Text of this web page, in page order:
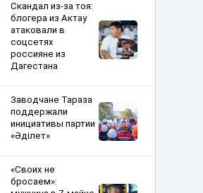
Скандал из-за тоя:
блогера из Актау
атаковали в
соцсетях
россияне из
Дагестана
Заводчане Тараза
поддержали
инициативы партии
«Әділет»
«Своих не
бросаем»: